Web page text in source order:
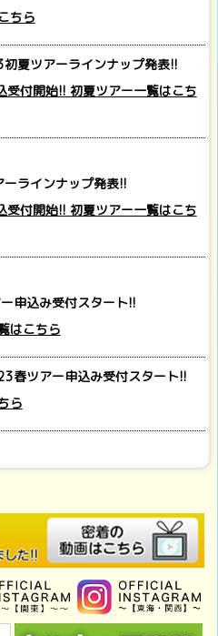
ちら
初夏ツアーラインナップ発表!!
受付開始!! 初夏ツアー一覧はこち
ーラインナップ発表!!
受付開始!! 初夏ツアー一覧はこち
申込み受付スタート!!
はこちら
春ツアー申込み受付スタート!!
ら